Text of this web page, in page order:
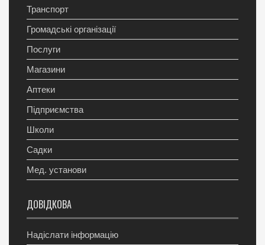
Транспорт
Громадські організації
Послуги
Магазини
Аптеки
Підприємства
Школи
Садки
Мед. установи
ДОВІДКОВА
Надіслати інформацію